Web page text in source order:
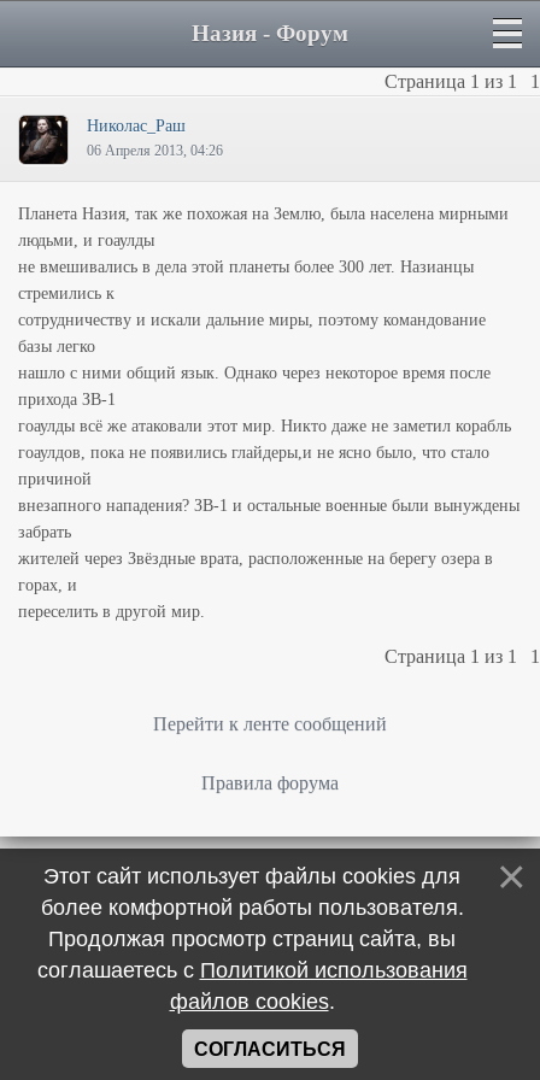
Назия - Форум
Страница 1 из 1 1
Hиколас_Раш
06 Апреля 2013, 04:26
Планета Назия, так же похожая на Землю, была населена мирными
людьми, и гоаулды
не вмешивались в дела этой планеты более 300 лет. Назианцы
стремились к
сотрудничеству и искали дальние миры, поэтому командование
базы легко
нашло с ними общий язык. Однако через некоторое время после
прихода ЗВ-1
гоаулды всё же атаковали этот мир. Никто даже не заметил корабль
гоаулдов, пока не появились глайдеры,и не ясно было, что стало
причиной
внезапного нападения? ЗВ-1 и остальные военные были вынуждены
забрать
жителей через Звёздные врата, расположенные на берегу озера в
горах, и
переселить в другой мир.
Страница 1 из 1 1
Перейти к ленте сообщений
Правила форума
Этот сайт использует файлы cookies для
более комфортной работы пользователя.
Продолжая просмотр страниц сайта, вы
соглашаетесь с Политикой использования
файлов cookies.
СОГЛАСИТЬСЯ